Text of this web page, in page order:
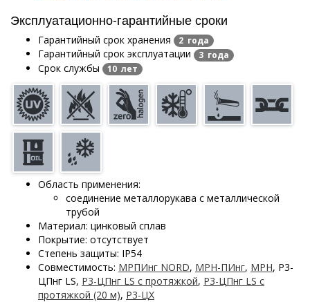
Эксплуатационно-гарантийные сроки
Гарантийный срок хранения 2 года
Гарантийный срок эксплуатации 3 года
Срок службы 10 лет
Область применения:
соединение металлорукава с металлической
трубой
Материал: цинковый сплав
Покрытие: отсутствует
Степень защиты: IP54
Совместимость: МРПИнг NORD, МРН-ПИнг, МРН, Р3-
ЦПнг LS, Р3-ЦПнг LS с протяжкой, Р3-ЦПнг LS с
протяжкой (20 м), Р3-ЦХ